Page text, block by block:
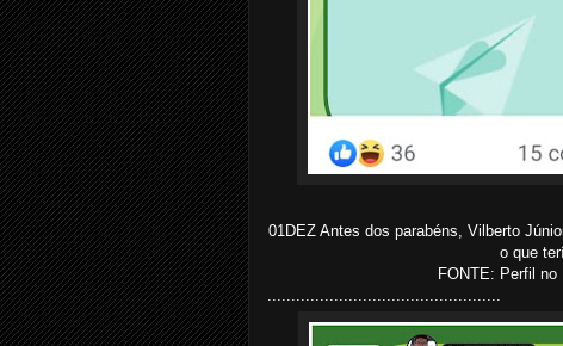
01DEZ Antes dos parabéns, Vilberto
o que
FONTE: Perfil no